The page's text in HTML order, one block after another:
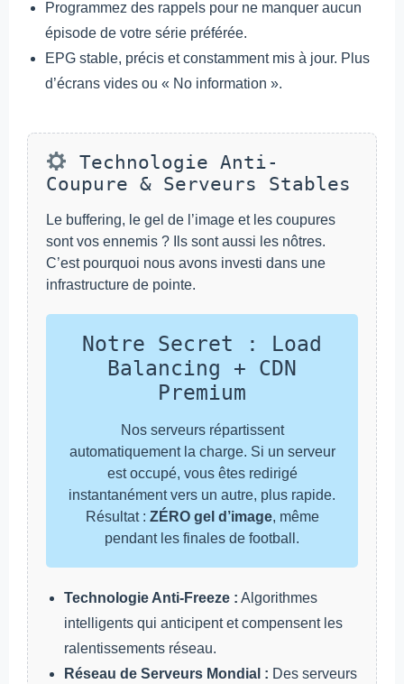
Programmez des rappels pour ne manquer aucun
épisode de votre série préférée.
EPG stable, précis et constamment mis à jour. Plus
d’écrans vides ou « No information ».
Technologie Anti-
Coupure & Serveurs Stables
Le buffering, le gel de l’image et les coupures
sont vos ennemis ? Ils sont aussi les nôtres.
C’est pourquoi nous avons investi dans une
infrastructure de pointe.
Notre Secret : Load
Balancing + CDN
Premium
Nos serveurs répartissent
automatiquement la charge. Si un serveur
est occupé, vous êtes redirigé
instantanément vers un autre, plus rapide.
Résultat : ZÉRO gel d’image, même
pendant les finales de football.
Technologie Anti-Freeze : Algorithmes
intelligents qui anticipent et compensent les
ralentissements réseau.
Réseau de Serveurs Mondial : Des serveurs